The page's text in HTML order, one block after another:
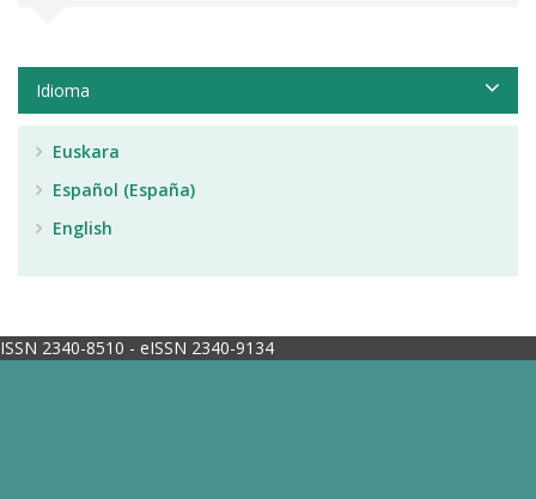
Idioma
Euskara
Español (España)
English
ISSN 2340-8510 - eISSN 2340-9134